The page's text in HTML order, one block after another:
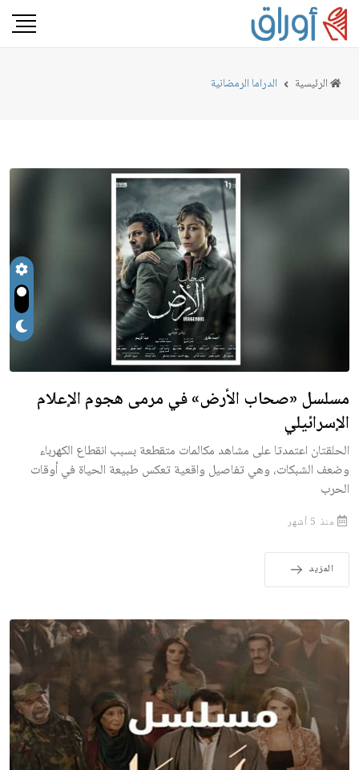
الرئيسية الدراما الرمضانية
مسلسل «صحاب الأرض» في مرمى هجوم الإعلام
الإسرائيلي
الحلقتان اعتمدتا على مشاهد مكالمات متقطعة بسبب انقطاع الكهرباء
وضعف الشبكات، وهي تفاصيل واقعية تعكس طبيعة الحياة في أوقات
الحرب
منذ 5 أشهر
المزيد